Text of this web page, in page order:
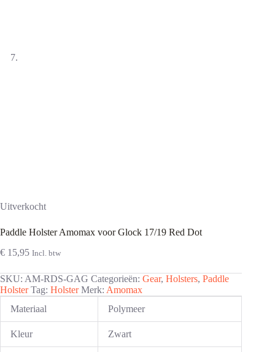
Uitverkocht
Paddle Holster Amomax voor Glock 17/19 Red Dot
€ 15,95 Incl. btw
SKU: AM-RDS-GAG Categorieën: Gear, Holsters, Paddle
Holster Tag: Holster Merk: Amomax
Materiaal
Polymeer
Kleur Zwart